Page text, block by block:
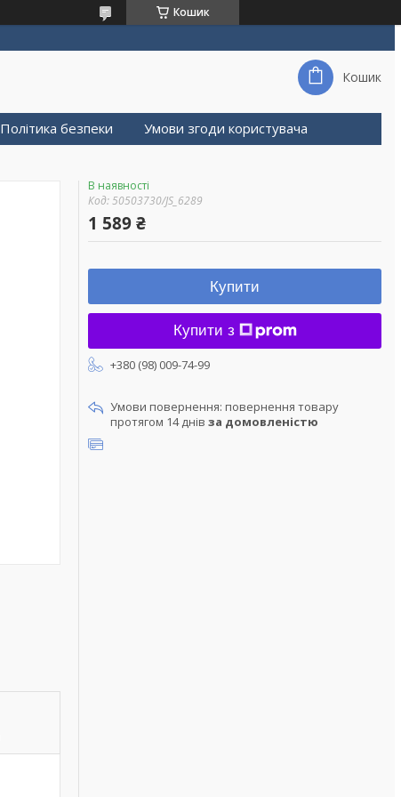
Кошик
Кошик
Політика безпеки Умови згоди користувача
В наявності
Код:50503730/JS_6289
1 589 ₴
Купити
Купити з
+380 (98) 009-74-99
повернення товару
протягом 14 днів за домовленістю